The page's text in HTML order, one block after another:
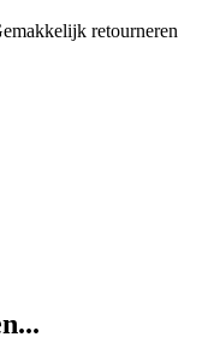
retourneren